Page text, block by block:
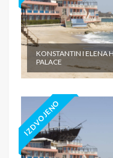
KONSTANTIN I ELENA
PALACE
IZDVOJENO